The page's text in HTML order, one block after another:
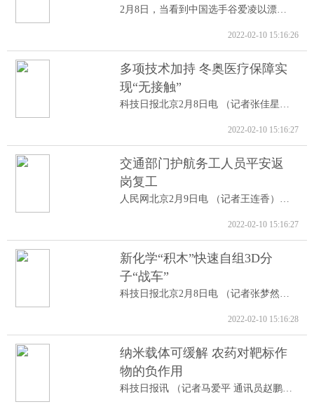
2月8日，当看到中国选手谷爱凌以漂亮的高...
2022-02-10 15:16:26
多项技术加持 冬奥医疗保障实
现“无接触”
科技日报北京2月8日电 （记者张佳星）记...
2022-02-10 15:16:27
交通部门护航务工人员平安返
岗复工
人民网北京2月9日电 （记者王连香）记者...
2022-02-10 15:16:27
新化学“积木”快速自组3D分
子“战车”
科技日报北京2月8日电 （记者张梦然）据...
2022-02-10 15:16:28
纳米载体可缓解 农药对靶标作
物的负作用
科技日报讯 （记者马爱平 通讯员赵鹏跃...